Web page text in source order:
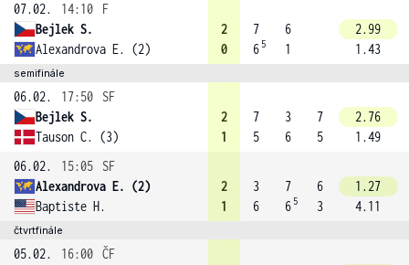
07.02.
14:10
F
Bejlek S.
Alexandrova E. (2)
2
0
7
6 5
6
1
2.99
1.43
semifinále
06.02. 17:50
SF
Bejlek S.
Tauson C. (3)
2
1
7
5
3
6
7
5
2.76
1.49
06.02.
15:05
SF
Alexandrova E. (2)
Baptiste H.
2
1
3
6
7
6 5
6
3
1.27
4.11
čtvrtfinále
05.02. 16:00 ČF